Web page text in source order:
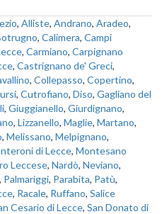
, Alliste, Andrano, Aradeo,
, Calimera, Campi
, Carmiano, Carpignano
, Castrignano de' Greci,
, Collepasso, Copertino,
, Cutrofiano, Diso, Gagliano del
, Giuggianello, Giurdignano,
, Lizzanello, Maglie, Martano,
, Melissano, Melpignano,
di Lecce, Montesano
Leccese, Nardò, Neviano,
, Palmariggi, Parabita, Patù,
, Racale, Ruffano, Salice
Cesario di Lecce, San Donato di